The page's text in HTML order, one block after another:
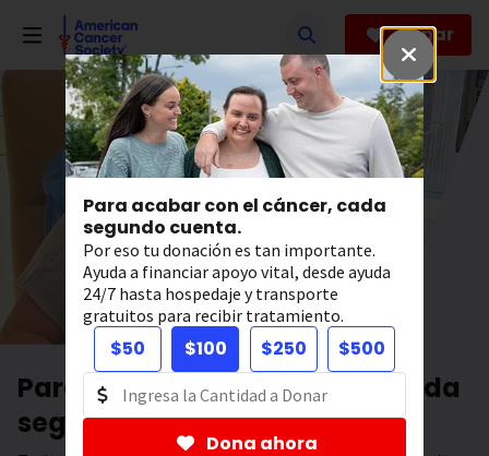
hacia
contenido
Para acabar con el cáncer, cada
segundo cuenta.
Por eso tu donación es tan importante.
Ayuda a financiar apoyo vital, desde ayuda
24/7 hasta hospedaje y transporte
gratuitos para recibir tratamiento.
$50 $100 $250 $500
Dona ahora
Donar
Para acabar con el cáncer, cada
segundo cuenta.